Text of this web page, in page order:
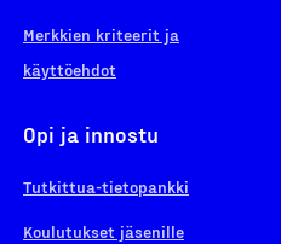
Merkkien kriteerit ja
käyttöehdot
Opi ja innostu
Tutkittua-tietopankki
Koulutukset jäsenille